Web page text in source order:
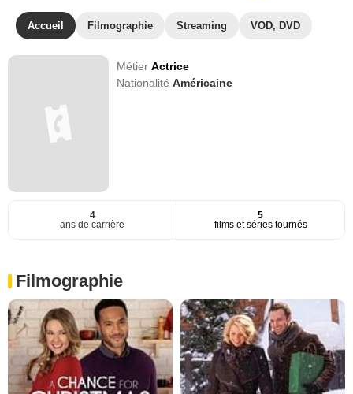
Accueil Filmographie Streaming VOD, DVD
MétierActrice
NationalitéAméricaine
4
ans de carrière
5
films et séries tournés
Filmographie